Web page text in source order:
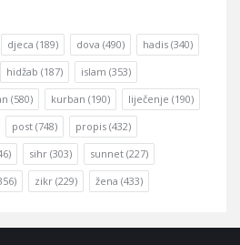
djeca (189) dova (490) hadis (340)
hidžab (187) islam (353)
(580) kurban (190) liječenje (190)
post (748) propis (432)
sihr (303) sunnet (227)
zikr (229) žena (433)